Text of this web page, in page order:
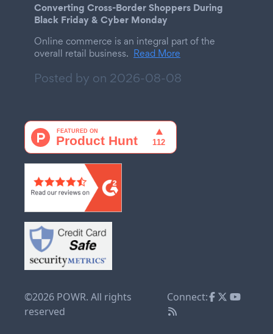
Converting Cross-Border Shoppers During
Black Friday & Cyber Monday
Online commerce is an integral part of the
overall retail business. Read More
Posted by on 2026-08-08
©2026 POWR. All rights
reserved
Connect: